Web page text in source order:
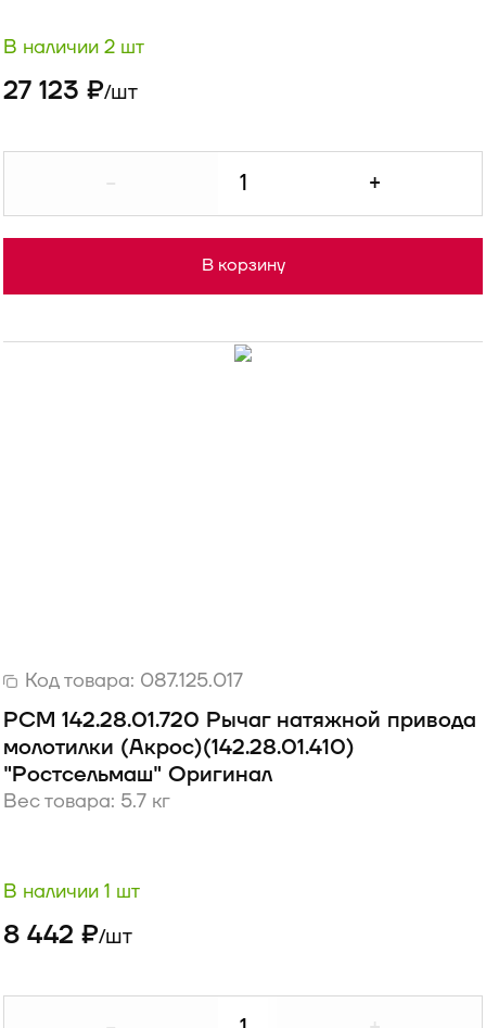
В наличии 2 шт
27 123 ₽/шт
+
В корзину
Код товара: 087.125.017
РСМ 142.28.01.720 Рычаг натяжной привода
молотилки (Акрос)(142.28.01.410)
"Ростсельмаш" Оригинал
Вес товара: 5.7 кг
В наличии 1 шт
8 442 ₽/шт